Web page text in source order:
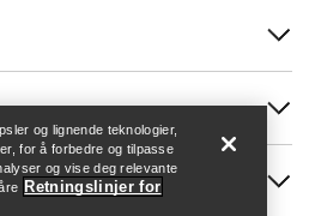
og lignende teknologier,
for å forbedre og tilpasse
og vise deg relevante
Retningslinjer for